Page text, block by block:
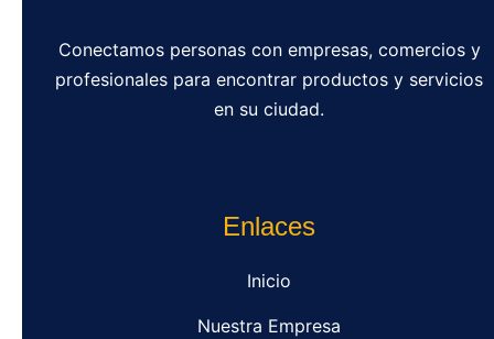
Conectamos personas con empresas, comercios y
profesionales para encontrar productos y servicios
en su ciudad.
Enlaces
Inicio
Nuestra Empresa